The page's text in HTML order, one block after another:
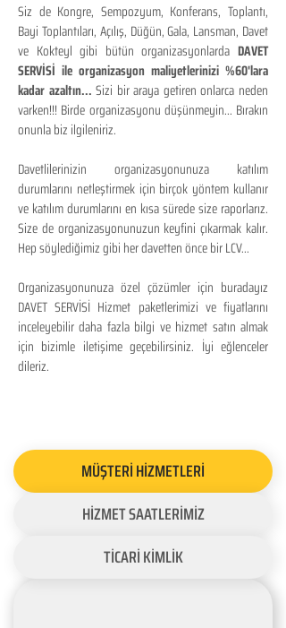
Siz de Kongre, Sempozyum, Konferans, Toplantı,
Bayi Toplantıları, Açılış, Düğün, Gala, Lansman, Davet
ve Kokteyl gibi bütün organizasyonlarda DAVET
SERVİSİ ile organizasyon maliyetlerinizi %60'lara
kadar azaltın...Sizi bir araya getiren onlarca neden
varken!!! Birde organizasyonu düşünmeyin... Bırakın
onunla biz ilgileniriz.
Davetlilerinizin organizasyonunuza katılım
durumlarını netleştirmek için birçok yöntem kullanır
ve katılım durumlarını en kısa sürede size raporlarız.
Size de organizasyonunuzun keyfini çıkarmak kalır.
Hep söylediğimiz gibi her davetten önce bir LCV...
Organizasyonunuza özel çözümler için buradayız
DAVET SERVİSİ Hizmet paketlerimizi ve fiyatlarını
inceleyebilir daha fazla bilgi ve hizmet satın almak
için bizimle iletişime geçebilirsiniz. İyi eğlenceler
dileriz.
MÜŞTERİ HİZMETLERİ
HİZMET SAATLERİMİZ
TİCARİ KİMLİK